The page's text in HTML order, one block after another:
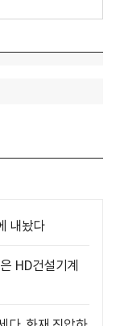
내놨다
HD건설기계